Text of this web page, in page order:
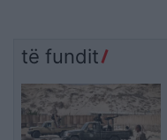
të fundit